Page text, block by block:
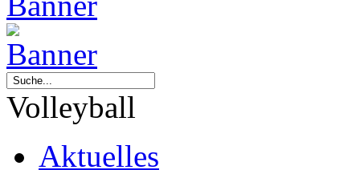
Volleyball
Aktuelles